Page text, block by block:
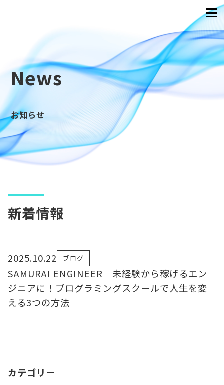
News
お知らせ
新着情報
2025.10.22 ブログ
SAMURAI ENGINEER 未経験から稼げるエン
ジニアに！プログラミングスクールで人生を変
える3つの方法
カテゴリー